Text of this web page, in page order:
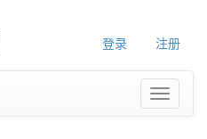
登录 注册